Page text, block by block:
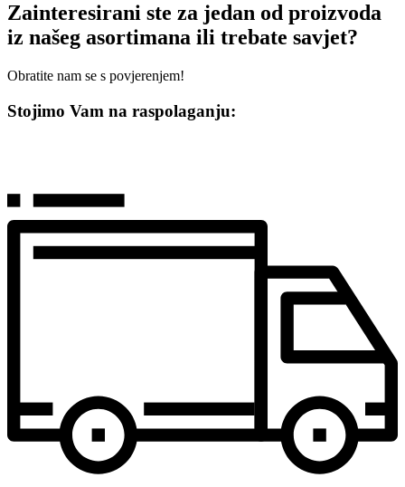
Zainteresirani ste za jedan od proizvoda
iz našeg asortimana ili trebate savjet?
Obratite nam se s povjerenjem!
Stojimo Vam na raspolaganju: